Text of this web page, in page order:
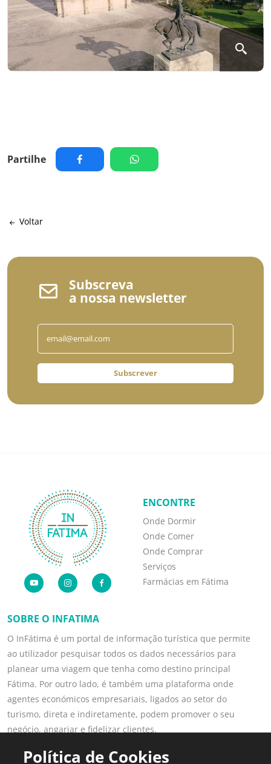
Partilhe
Voltar
Subscreva
a nossa newsletter
Subscrever
SOBRE O INFATIMA
O InFátima é um portal de informação turística que permite
ao utilizador pesquisar todos os dados necessários para
planear uma viagem que tenha como destino principal
Fátima. Por outro lado, é também uma plataforma onde
agentes económicos empresariais, ligados ao setor do
turismo, direta e indiretamente, podem promover o seu
negócio, angariar e fidelizar clientes.
Saber mais
ENCONTRE
Onde Dormir
Onde Comer
Onde Comprar
Serviços
Farmácias em Fátima
Política de Cookies